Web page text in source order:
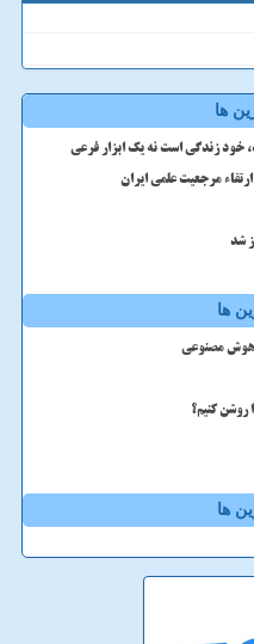
ها
خود زندگی است نه یک ابزار فرعی
مرجعیت علمی ایران
ها
هوش مصنوعی
کنیم؟
ها